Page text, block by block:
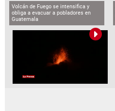
Volcán de Fuego se intensifica y
obliga a evacuar a pobladores en
Guatemala